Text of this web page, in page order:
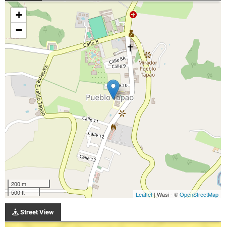
+
−
200 m
500 ft
Leaflet| Wasi - ©OpenStreetMap
Street View